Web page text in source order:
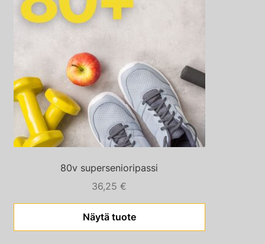
80v supersenioripassi
36,25€
Näytä tuote